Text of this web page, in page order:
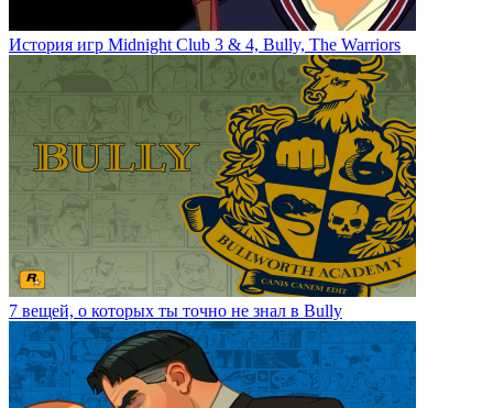
История игр Midnight Club 3 & 4, Bully, The Warriors
7 вещей, о которых ты точно не знал в Bully